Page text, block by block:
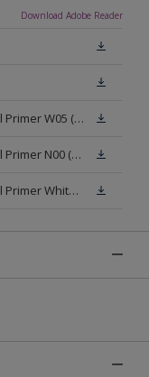
Download Adobe Reader
Veiligheidsinformatieblad Alphacryl Primer W05 (SDS)
Veiligheidsinformatieblad Alphacryl Primer N00 (SDS)
Veiligheidsinformatieblad Alphacryl Primer White (SDS)